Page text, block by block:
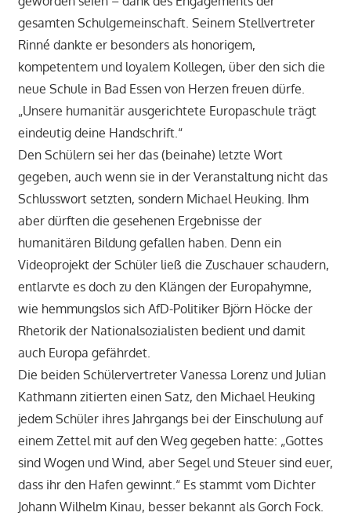
gesamten Schulgemeinschaft. Seinem Stellvertreter
Rinné dankte er besonders als honorigem,
kompetentem und loyalem Kollegen, über den sich die
neue Schule in Bad Essen von Herzen freuen dürfe.
„Unsere humanitär ausgerichtete Europaschule trägt
eindeutig deine Handschrift.“
Den Schülern sei her das (beinahe) letzte Wort
gegeben, auch wenn sie in der Veranstaltung nicht das
Schlusswort setzten, sondern Michael Heuking. Ihm
aber dürften die gesehenen Ergebnisse der
humanitären Bildung gefallen haben. Denn ein
Videoprojekt der Schüler ließ die Zuschauer schaudern,
entlarvte es doch zu den Klängen der Europahymne,
wie hemmungslos sich AfD-Politiker Björn Höcke der
Rhetorik der Nationalsozialisten bedient und damit
auch Europa gefährdet.
Die beiden Schülervertreter Vanessa Lorenz und Julian
Kathmann zitierten einen Satz, den Michael Heuking
jedem Schüler ihres Jahrgangs bei der Einschulung auf
einem Zettel mit auf den Weg gegeben hatte: „Gottes
sind Wogen und Wind, aber Segel und Steuer sind euer,
dass ihr den Hafen gewinnt.“ Es stammt vom Dichter
Johann Wilhelm Kinau, besser bekannt als Gorch Fock.